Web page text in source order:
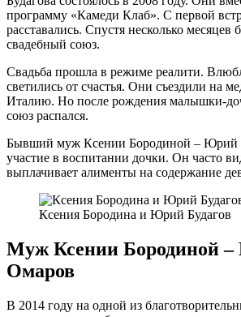
программу «Камеди Клаб». С первой
расставались. Спустя несколько месяцев
свадебный союз.
Свадьба прошла в режиме реалити.
светились от счастья. Они съездили на
Италию. Но после рождения малышки-
союз распался.
Бывший муж Ксении Бородиной – Юрий
участие в воспитании дочки. Он часто
выплачивает алименты на содержание
Ксения Бородина и Юрий Будагов
Муж Ксении Бородиной –
Омаров
В 2014 году на одной из